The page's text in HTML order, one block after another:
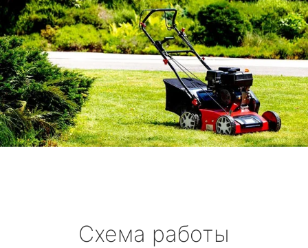
Схема работы